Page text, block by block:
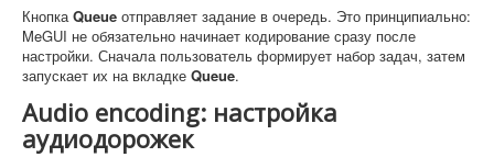
КнопкаQueue отправляет задание в очередь. Это принципиально:
MeGUI не обязательно начинает кодирование сразу после
настройки. Сначала пользователь формирует набор задач, затем
запускает их на вкладке Queue.
Audio encoding: настройка
аудиодорожек